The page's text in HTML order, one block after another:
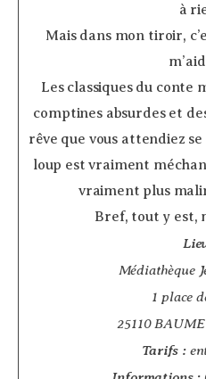
à
Mais dans mon tiroir,
Les classiques du conte
comptines absurdes et
rêve que vous attendiez
loup est vraiment
vraiment plus
Bref, tout y est,
Médiathèque
1 place
25110
Tarifs :